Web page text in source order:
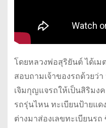
โดยหลวงพ่อสุริยันต์ ได้เ
สอบถามเจ้าของรถด้วยว่
เจิมกุญแจรถให้เป็นสิริมง
รถรุ่นไหน ทะเบียนป้ายแ
ต่างมาส่องเลขทะเบียนร